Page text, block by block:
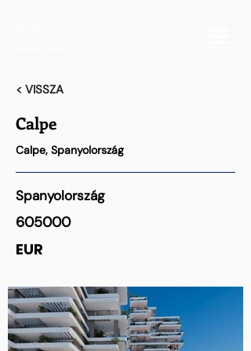
< VISSZA
Calpe
Calpe, Spanyolország
Spanyolország
605000
EUR